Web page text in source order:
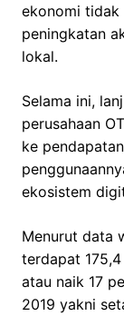
ekonomi tidak
peningkatan
lokal.
Selama ini,
perusahaan
ke
ekosistem
Menurut data
terdapat
atau naik 17
2019 yakni